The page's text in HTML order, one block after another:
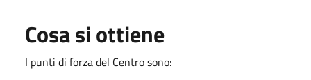
Cosa si ottiene
I punti di forza del Centro sono: